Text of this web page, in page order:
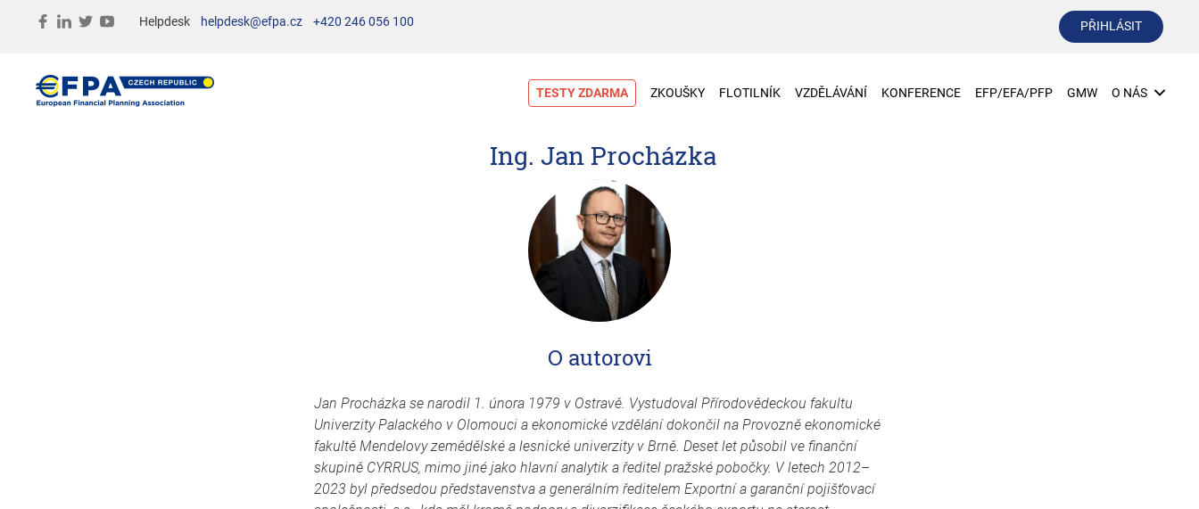
Helpdesk helpdesk@efpa.cz +420 246 056 100 PŘIHLÁSIT
TESTY ZDARMA ZKOUŠKY FLOTILNÍK VZDĚLÁVÁNÍ KONFERENCE EFP/EFA/PFP GMW O NÁS
Ing. Jan Procházka
O autorovi
Jan Procházka se narodil 1. února 1979 v Ostravě. Vystudoval Přírodovědeckou fakultu
Univerzity Palackého v Olomouci a ekonomické vzdělání dokončil na Provozně ekonomické
fakultě Mendelovy zemědělské a lesnické univerzity v Brně. Deset let působil ve finanční
skupině CYRRUS, mimo jiné jako hlavní analytik a ředitel pražské pobočky. V letech 2012–
2023 byl předsedou představenstva a generálním ředitelem Exportní a garanční pojišťovací